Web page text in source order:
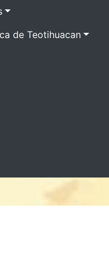
de Teotihuacan